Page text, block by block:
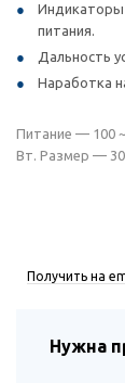
Индикаторы
питания.
Дальность
Наработка
Питание — 100
Вт. Размер —
Получить на
Нужна